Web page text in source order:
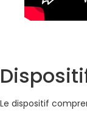
Le dispositif